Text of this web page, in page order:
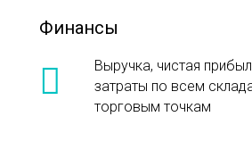
Финансы
Выручка, чистая
затраты по всем
торговым точкам